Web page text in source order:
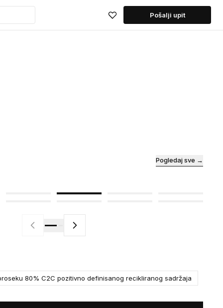
Pošalji upit
Pogledaj sve →
80% C2C pozitivno definisanog recikliranog sadržaja